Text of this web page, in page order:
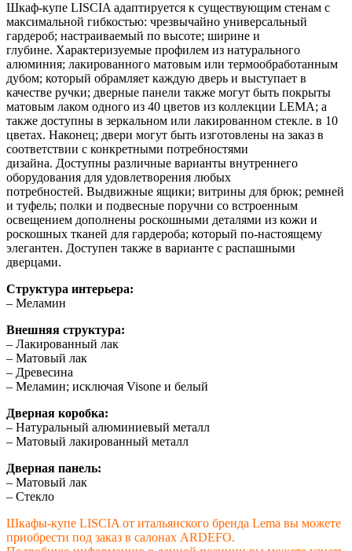
Шкаф-купе LISCIA адаптируется к существующим стенам с
максимальной гибкостью: чрезвычайно универсальный
гардероб; настраиваемый по высоте; ширине и
глубине. Характеризуемые профилем из натурального
алюминия; лакированного матовым или термообработанным
дубом; который обрамляет каждую дверь и выступает в
качестве ручки; дверные панели также могут быть покрыты
матовым лаком одного из 40 цветов из коллекции LEMA; а
также доступны в зеркальном или лакированном стекле. в 10
цветах. Наконец; двери могут быть изготовлены на заказ в
соответствии с конкретными потребностями
дизайна. Доступны различные варианты внутреннего
оборудования для удовлетворения любых
потребностей. Выдвижные ящики; витрины для брюк; ремней
и туфель; полки и подвесные поручни со встроенным
освещением дополнены роскошными деталями из кожи и
роскошных тканей для гардероба; который по-настоящему
элегантен. Доступен также в варианте с распашными
дверцами.
Структура интерьера:
– Меламин
Внешняя структура:
– Лакированный лак
– Матовый лак
– Древесина
– Меламин; исключая Visone и белый
Дверная коробка:
– Натуральный алюминиевый металл
– Матовый лакированный металл
Дверная панель:
– Матовый лак
– Стекло
Шкафы-купе LISCIA от итальянского бренда Lema вы можете
приобрести под заказ в салонах ARDEFO.